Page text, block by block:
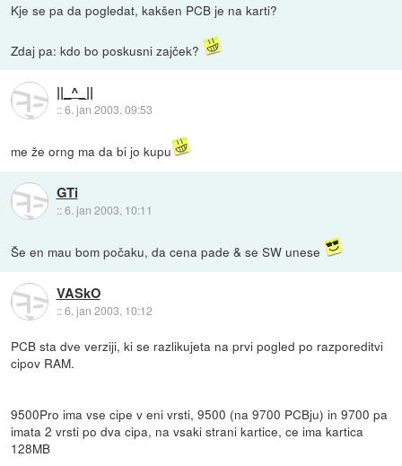
Kje se pa da pogledat, kakšen PCB je na karti?
Zdaj pa: kdo bo poskusni zajček?
||_^_||
::6. jan 2003, 09:53
me že orng ma da bi jo kupu
GTi
::6. jan 2003, 10:11
Še en mau bom počaku, da cena pade & se SW unese
VASkO
::6. jan 2003, 10:12
PCB sta dve verziji, ki se razlikujeta na prvi pogled po razporeditvi
cipov RAM.
9500Pro ima vse cipe v eni vrsti, 9500 (na 9700 PCBju) in 9700 pa
imata 2 vrsti po dva cipa, na vsaki strani kartice, ce ima kartica
128MB